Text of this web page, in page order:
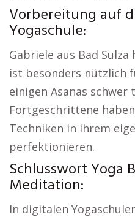
Vorbereitung auf
Yogaschule:
Gabriele aus Bad
ist besonders nützlich
einigen Asanas schwer
Fortgeschrittene
Techniken in ihrem
perfektionieren.
Schlusswort Yoga
Meditation:
In digitalen